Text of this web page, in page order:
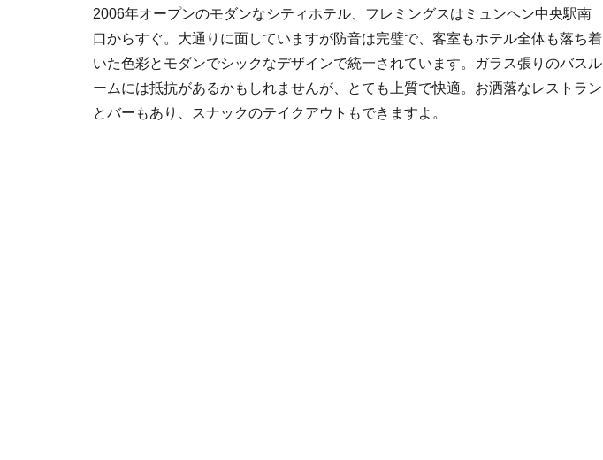
2006年オープンのモダンなシティホテル、フレミングスはミュンヘン中央駅南
口からすぐ。大通りに面していますが防音は完璧で、客室もホテル全体も落ち着
いた色彩とモダンでシックなデザインで統一されています。ガラス張りのバスル
ームには抵抗があるかもしれませんが、とても上質で快適。お洒落なレストラン
とバーもあり、スナックのテイクアウトもできますよ。